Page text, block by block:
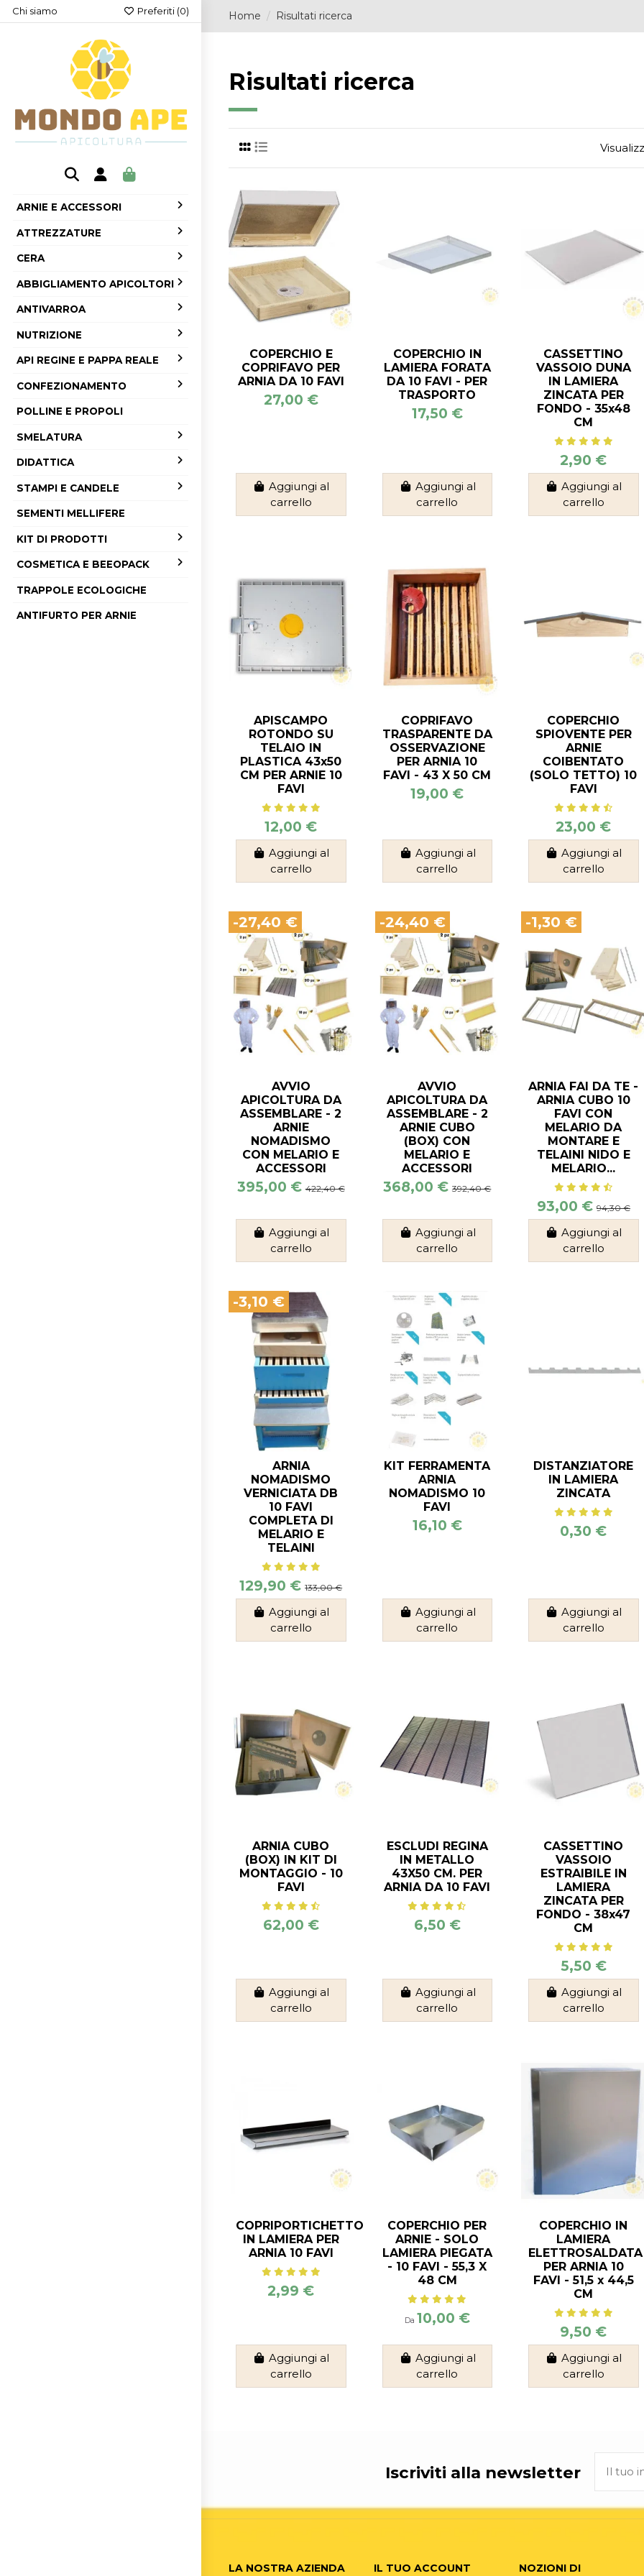
Chi siamo Preferiti (0)
ARNIE E ACCESSORI
ATTREZZATURE
CERA
ABBIGLIAMENTO APICOLTORI
ANTIVARROA
NUTRIZIONE
API REGINE E PAPPA REALE
CONFEZIONAMENTO
POLLINE E PROPOLI
SMELATURA
DIDATTICA
STAMPI E CANDELE
SEMENTI MELLIFERE
KIT DI PRODOTTI
COSMETICA E BEEOPACK
TRAPPOLE ECOLOGICHE
ANTIFURTO PER ARNIE
Home Risultati ricerca
Risultati ricerca
COPERCHIO E
COPRIFAVO PER
ARNIA DA 10 FAVI
27,00 €
Aggiungi al
carrello
COPERCHIO IN
LAMIERA FORATA
DA 10 FAVI - PER
TRASPORTO
17,50 €
Aggiungi al
carrello
CASSETTINO
VASSOIO DUNA
IN LAMIERA
ZINCATA PER
FONDO - 35x48
CM
2,90 €
Aggiungi al
carrello
APISCAMPO
ROTONDO SU
TELAIO IN
PLASTICA 43x50
CM PER ARNIE 10
FAVI
12,00 €
Aggiungi al
carrello
COPRIFAVO
TRASPARENTE DA
OSSERVAZIONE
PER ARNIA 10
FAVI - 43 X 50 CM
19,00 €
Aggiungi al
carrello
COPERCHIO
SPIOVENTE PER
ARNIE
COIBENTATO
(SOLO TETTO) 10
FAVI
23,00 €
Aggiungi al
carrello
-27,40 €
AVVIO
APICOLTURA DA
ASSEMBLARE - 2
ARNIE
NOMADISMO
CON MELARIO E
ACCESSORI
395,00 €422,40 €
Aggiungi al
carrello
-24,40 €
AVVIO
APICOLTURA DA
ASSEMBLARE - 2
ARNIE CUBO
(BOX) CON
MELARIO E
ACCESSORI
368,00 €392,40 €
Aggiungi al
carrello
-1,30 €
ARNIA FAI DA TE -
ARNIA CUBO 10
FAVI CON
MELARIO DA
MONTARE E
TELAINI NIDO E
MELARIO...
93,00 € 94,30 €
Aggiungi al
carrello
-3,10 €
ARNIA
NOMADISMO
VERNICIATA DB
10 FAVI
COMPLETA DI
MELARIO E
TELAINI
129,90 €133,00 €
Aggiungi al
carrello
KIT FERRAMENTA
ARNIA
NOMADISMO 10
FAVI
16,10 €
Aggiungi al
carrello
DISTANZIATORE
IN LAMIERA
ZINCATA
0,30 €
Aggiungi al
carrello
ARNIA CUBO
(BOX) IN KIT DI
MONTAGGIO - 10
FAVI
62,00 €
Aggiungi al
carrello
ESCLUDI REGINA
IN METALLO
43X50 CM. PER
ARNIA DA 10 FAVI
6,50 €
Aggiungi al
carrello
CASSETTINO
VASSOIO
ESTRAIBILE IN
LAMIERA
ZINCATA PER
FONDO - 38x47
CM
5,50 €
Aggiungi al
carrello
COPRIPORTICHETTO
IN LAMIERA PER
ARNIA 10 FAVI
2,99 €
Aggiungi al
carrello
COPERCHIO PER
ARNIE - SOLO
LAMIERA PIEGATA
- 10 FAVI - 55,3 X
48 CM
Da 10,00 €
Aggiungi al
carrello
COPERCHIO IN
LAMIERA
ELETTROSALDATA
PER ARNIA 10
FAVI - 51,5 x 44,5
CM
9,50 €
Aggiungi al
carrello
Iscriviti alla newsletter
LA NOSTRA AZIENDA IL TUO ACCOUNT
NOZIONI DI